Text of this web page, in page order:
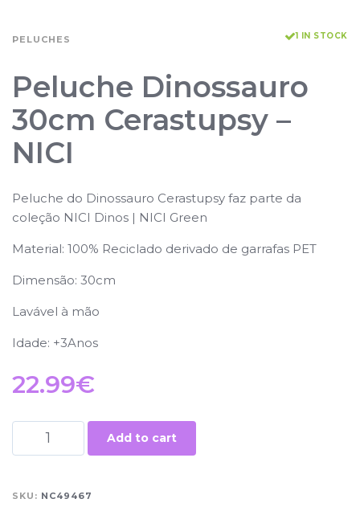
PELUCHES 1 IN STOCK
Peluche Dinossauro
30cm Cerastupsy –
NICI
Peluche do Dinossauro Cerastupsy faz parte da
coleção NICI Dinos | NICI Green
Material: 100% Reciclado derivado de garrafas PET
Dimensão: 30cm
Lavável à mão
Idade: +3Anos
22.99€
Add to cart
SKU: NC49467